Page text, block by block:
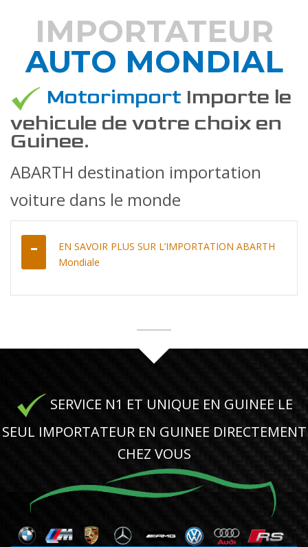
DÉCOUVREZ COMMENT
IMPORTATEUR
AUTO MONDIAL
Motorimport Importe le
vehicule de votre choix en
Guinee.
ABARTH destination importation
voiture dans le monde
EN SAVOIR PLUS SUR L’IMPORTATION ABARTH
Mondiale
SERVICE N1 ET UNIQUE EN GUINEE LE
SEUL IMPORTATEUR EN GUINEE DIRECTEMENT
CHEZ VOUS